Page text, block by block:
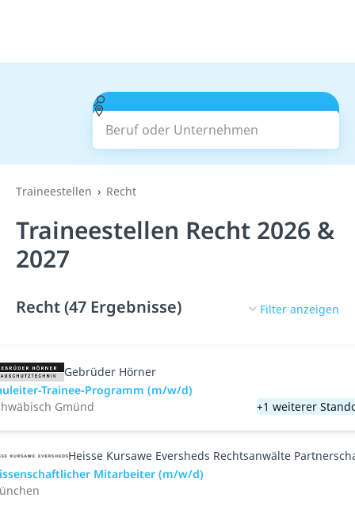
Beruf oder Unternehmen
Suchen
Traineestellen Recht
Traineestellen Recht 2026 &
2027
Recht (47 Ergebnisse) Filter anzeigen
Gebrüder Hörner
Trainee-Programm (m/w/d)
Gmünd
+1 weiterer
Heisse Kursawe Eversheds Rechtsanwälte
Mitarbeiter (m/w/d)